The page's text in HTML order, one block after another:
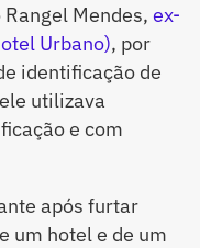
Mendes, ex-
Urbano), por
identificação de
utilizava
e com
após furtar
um hotel e de um